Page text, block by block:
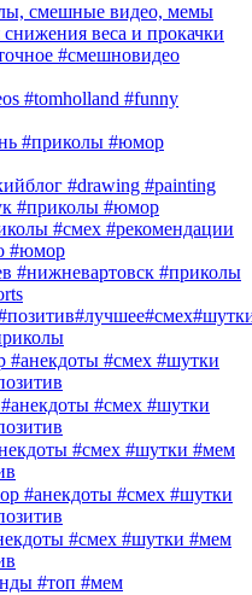
смешные видео, мемы
веса и прокачки
#смешновидео
#tomholland #funny
#приколы #юмор
#drawing #painting
#приколы #юмор
#смех #рекомендации
#юмор
#нижневартовск #приколы
#смех #шутки
#смех #шутки
#смех #шутки #мем
#анекдоты #смех #шутки
#смех #шутки #мем
#топ #мем